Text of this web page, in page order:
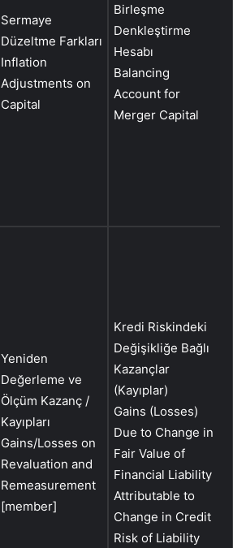
Sermaye
Düzeltme Farkları
Inflation
Adjustments on
Capital
Birleşme
Denkleştirme
Hesabı
Balancing
Account for
Merger Capital
Yeniden
Değerleme ve
Ölçüm Kazanç /
Kayıpları
Gains/Losses on
Revaluation and
Remeasurement
[member]
Kredi Riskindeki
Değişikliğe Bağlı
Kazançlar
(Kayıplar)
Gains (Losses)
Due to Change in
Fair Value of
Financial Liability
Attributable to
Change in Credit
Risk of Liability